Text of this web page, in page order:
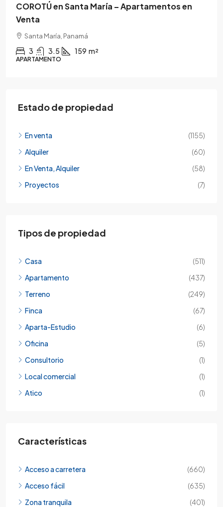
COROTÚ en Santa María – Apartamentos en
Venta
Santa María, Panamá
3 3.5 159 m²
APARTAMENTO
Estado de propiedad
En venta
(1155)
Alquiler
(60)
En Venta, Alquiler
(58)
Proyectos
(7)
Tipos de propiedad
Casa
(511)
Apartamento
(437)
Terreno
(249)
Finca
(67)
Aparta-Estudio
(6)
Oficina
(5)
Consultorio
(1)
Local comercial
(1)
Atico
(1)
Características
Acceso a carretera
(660)
Acceso fácil
(635)
Zona tranquila
(401)